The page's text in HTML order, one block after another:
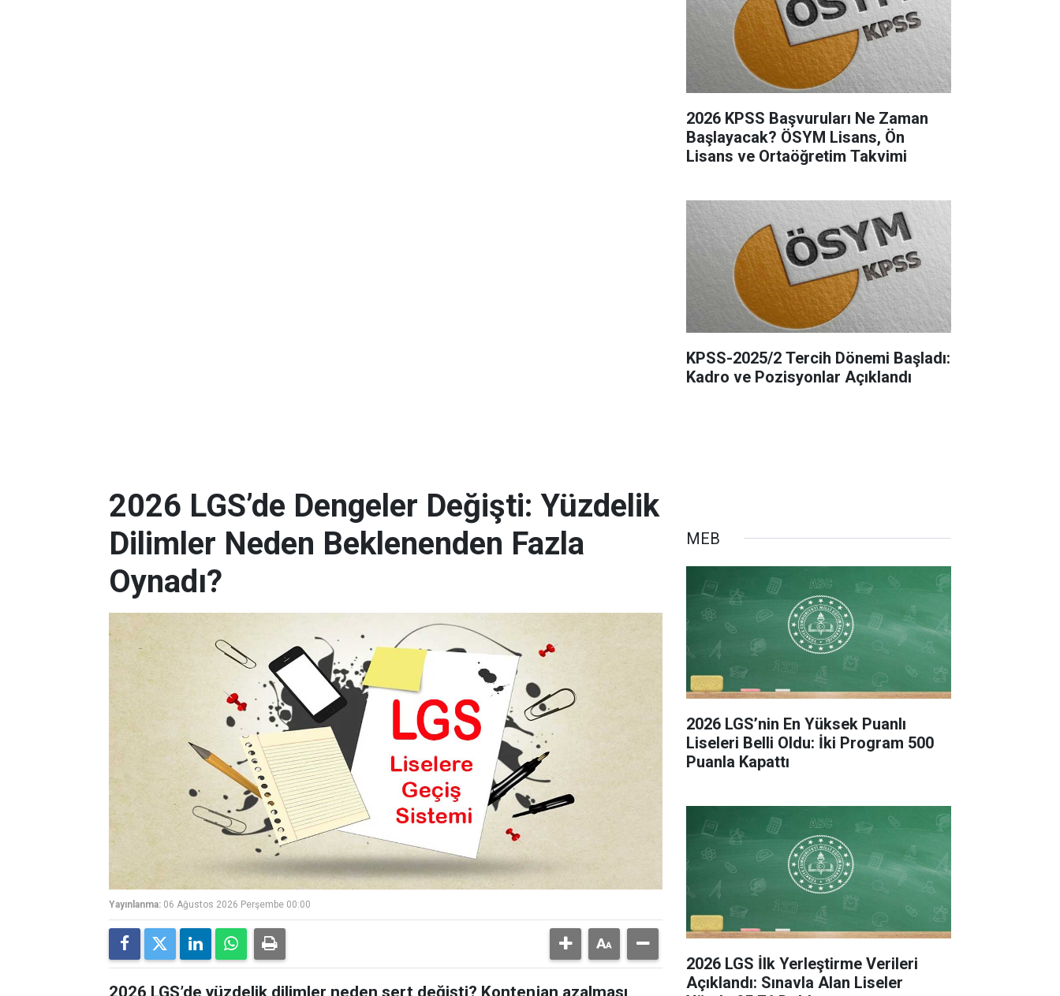
2026 KPSS Başvuruları Ne Zaman
Başlayacak? ÖSYM Lisans, Ön
Lisans ve Ortaöğretim Takvimi
KPSS-2025/2 Tercih Dönemi Başladı:
Kadro ve Pozisyonlar Açıklandı
2026 LGS’de Dengeler Değişti: Yüzdelik
Dilimler Neden Beklenenden Fazla
Oynadı?
Yayınlanma: 06 Ağustos 2026 Perşembe 00:00
2026 LGS’de yüzdelik dilimler neden sert değişti? Kontenjan azalması,
MEB
2026 LGS’nin En Yüksek Puanlı
Liseleri Belli Oldu: İki Program 500
Puanla Kapattı
2026 LGS İlk Yerleştirme Verileri
Açıklandı: Sınavla Alan Liseler